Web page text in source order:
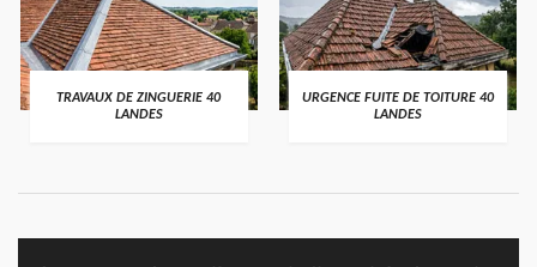
TRAVAUX DE ZINGUERIE 40
LANDES
URGENCE FUITE DE TOITURE 40
LANDES